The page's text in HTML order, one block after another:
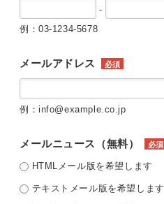
-
例：03-1234-5678
メールアドレス 必須
例：info@example.co.jp
メールニュース（無料） 必須
HTMLメール版を希望します
テキストメール版を希望します